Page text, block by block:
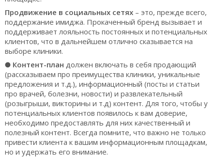
Продвижение в социальных сетях – это, прежде всего,
поддержание имиджа. Прокаченный бренд вызывает и
поддерживает лояльность постоянных и потенциальных
клиентов, что в дальнейшем отлично сказывается на
выборе клиники.
● Контент-план должен включать в себя продающий
(рассказываем про преимущества клиники, уникальные
предложения и т.д.), информационный (посты и статьи
про врачей, болезни, новости) и развлекательный
(розыгрыши, викторины и т.д) контент. Для того, чтобы у
потенциальных клиентов появилось к вам доверие,
необходимо предоставлять для них качественный и
полезный контент. Всегда помните, что важно не только
привести клиента к вашим информационным площадкам,
но и удержать его внимание.